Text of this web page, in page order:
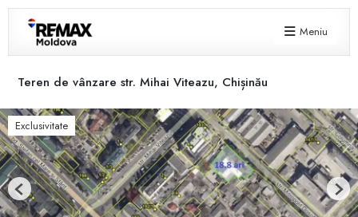
Meniu
Teren de vânzare str. Mihai Viteazu, Chișinău
Exclusivitate
Previous Next